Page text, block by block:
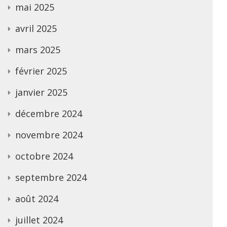
mai 2025
avril 2025
mars 2025
février 2025
janvier 2025
décembre 2024
novembre 2024
octobre 2024
septembre 2024
août 2024
juillet 2024